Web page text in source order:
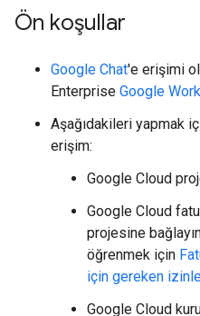
Ön koşullar
Google Chat'e erişimi
Enterprise Google
Aşağıdakileri yapmak
erişim:
Google Cloud
Google Cloud
projesine
öğrenmek için
için gereken
Google Cloud